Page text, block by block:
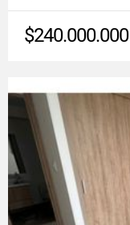
$240.000.000